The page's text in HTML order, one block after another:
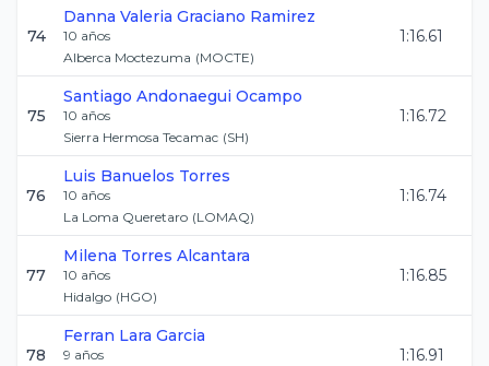
74
Danna Valeria Graciano Ramirez
10 años
Alberca Moctezuma (MOCTE)
1:16.61
75
Santiago Andonaegui Ocampo
10 años
Sierra Hermosa Tecamac (SH)
1:16.72
76
Luis Banuelos Torres
10 años
La Loma Queretaro (LOMAQ)
1:16.74
77
Milena Torres Alcantara
10 años
Hidalgo (HGO)
1:16.85
78
Ferran Lara Garcia
9 años
1:16.91